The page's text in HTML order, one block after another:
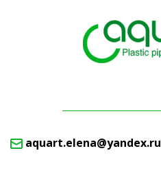
aquart.elena@yandex.ru